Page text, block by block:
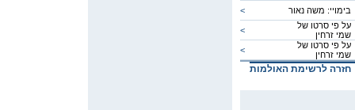
<
בימויי: משה נאור
<
על פי סרטו של
שמי זרחין
<
על פי סרטו של
שמי זרחין
חזרה לרשימת האולמות